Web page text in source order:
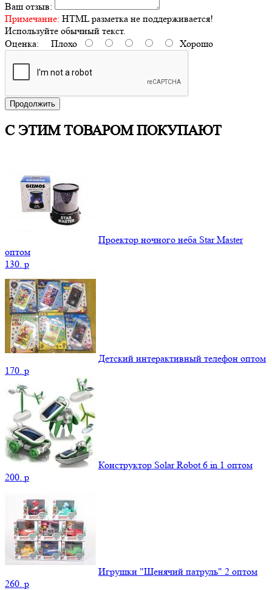
Ваш отзыв:
Примечание: HTML разметка не поддерживается!
Используйте обычный текст.
Оценка: Плохо Хорошо
Продолжить
С ЭТИМ ТОВАРОМ ПОКУПАЮТ
Проектор ночного неба Star Master
оптом
130. p
Детский интерактивный телефон оптом
170. p
Конструктор Solar Robot 6 in 1 оптом
200. p
Игрушки "Щенячий патруль" 2 оптом
260. p